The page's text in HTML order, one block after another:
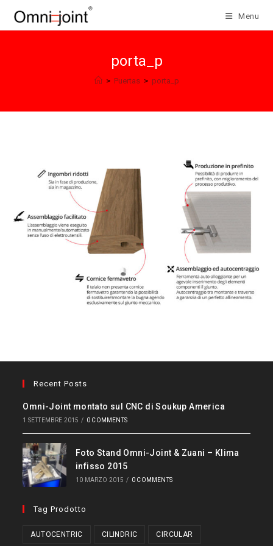
Menu
porta_p
> Puertas > porta_p
Recent Posts
Omni-Joint montato sul CNC di Soukup America
1 SETTEMBRE 2015 / 0 COMMENTS
Foto Stand Omni-Joint & Zuani – Klima
infisso 2015
10 MARZO 2015 / 0 COMMENTS
Tag Prodotto
AUTOCENTRIC CILINDRIC CIRCULAR